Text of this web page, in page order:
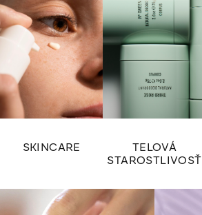
SKINCARE
TELOVÁ
STAROSTLIVOSŤ